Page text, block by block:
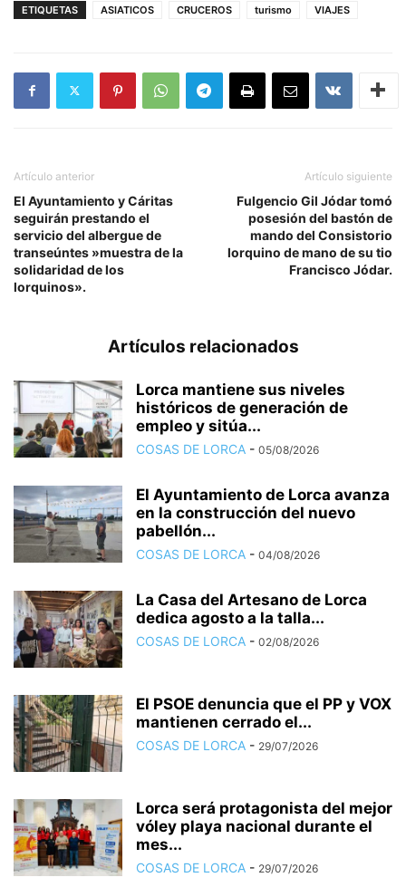
ETIQUETAS ASIATICOS CRUCEROS turismo VIAJES
Artículo anterior
El Ayuntamiento y Cáritas
seguirán prestando el
servicio del albergue de
transeúntes »muestra de la
solidaridad de los
lorquinos».
Artículo siguiente
Fulgencio Gil Jódar tomó
posesión del bastón de
mando del Consistorio
lorquino de mano de su tio
Francisco Jódar.
Artículos relacionados
Lorca mantiene sus niveles
históricos de generación de
empleo y sitúa...
COSAS DE LORCA - 05/08/2026
El Ayuntamiento de Lorca avanza
en la construcción del nuevo
pabellón...
COSAS DE LORCA - 04/08/2026
La Casa del Artesano de Lorca
dedica agosto a la talla...
COSAS DE LORCA - 02/08/2026
El PSOE denuncia que el PP y VOX
mantienen cerrado el...
COSAS DE LORCA - 29/07/2026
Lorca será protagonista del mejor
vóley playa nacional durante el
mes...
COSAS DE LORCA - 29/07/2026